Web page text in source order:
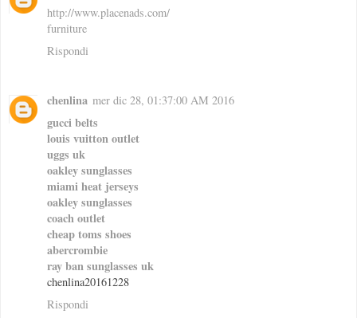
http://www.placenads.com/
furniture
Rispondi
chenlina mer dic 28, 01:37:00 AM 2016
gucci belts
louis vuitton outlet
uggs uk
oakley sunglasses
miami heat jerseys
oakley sunglasses
coach outlet
cheap toms shoes
abercrombie
ray ban sunglasses uk
chenlina20161228
Rispondi